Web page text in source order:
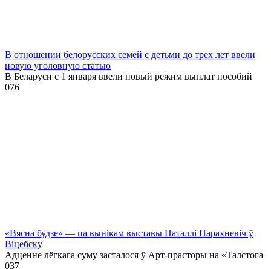
В отношении белорусских семей с детьми до трех лет ввели
новую уголовную статью
В Беларуси с 1 января ввели новый режим выплат пособий
076
«Вясна будзе» — па вынікам выставы Наталлі Парахневіч ў
Віцебску
Адценне лёгкага суму засталося ў Арт-прасторы на «Талстога
037